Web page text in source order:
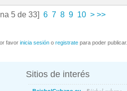
5 de 33] 6 7 8 9 10 >>>
favor inicia sesión o registrate para poder publicar.
Sitios de interés